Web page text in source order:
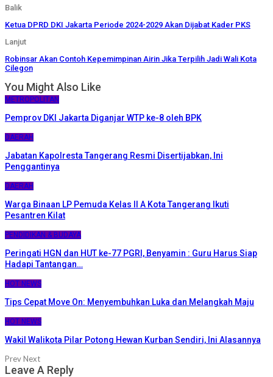
Balik
Ketua DPRD DKI Jakarta Periode 2024-2029 Akan Dijabat Kader PKS
Lanjut
Robinsar Akan Contoh Kepemimpinan Airin Jika Terpilih Jadi Wali Kota
Cilegon
You Might Also Like
METROPOLITAN
Pemprov DKI Jakarta Diganjar WTP ke-8 oleh BPK
DAERAH
Jabatan Kapolresta Tangerang Resmi Disertijabkan, Ini
Penggantinya
DAERAH
Warga Binaan LP Pemuda Kelas II A Kota Tangerang Ikuti
Pesantren Kilat
PENDIDIKAN & BUDAYA
Peringati HGN dan HUT ke-77 PGRI, Benyamin : Guru Harus Siap
Hadapi Tantangan…
HOT NEWS
Tips Cepat Move On: Menyembuhkan Luka dan Melangkah Maju
HOT NEWS
Wakil Walikota Pilar Potong Hewan Kurban Sendiri, Ini Alasannya
PrevNext
Leave A Reply